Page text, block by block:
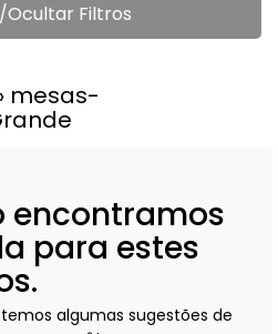
Filtros
mesas-
encontramos
para estes
algumas sugestões de